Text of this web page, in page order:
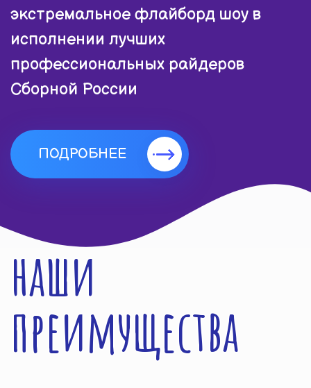
экстремальное флайборд шоу в
исполнении лучших
профессиональных райдеров
Сборной России
ПОДРОБНЕЕ
наши
преимущества